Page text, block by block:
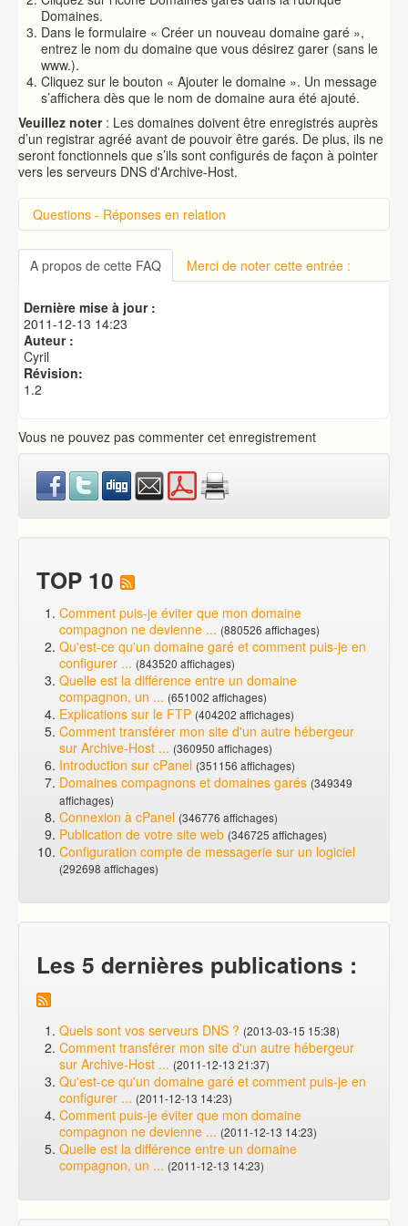
Domaines.
Dans le formulaire « Créer un nouveau domaine garé »,
entrez le nom du domaine que vous désirez garer (sans le
www.).
Cliquez sur le bouton « Ajouter le domaine ». Un message
s’affichera dès que le nom de domaine aura été ajouté.
Veuillez noter: Les domaines doivent être enregistrés auprès
d’un registrar agréé avant de pouvoir être garés. De plus, ils ne
seront fonctionnels que s’ils sont configurés de façon à pointer
vers les serveurs DNS d'Archive-Host.
Questions - Réponses en relation
Introduction sur cPanel
Connexion à cPanel
Changer le mot de passe d'accès à cPanel
Créer une base de données MySQL
A propos de cette FAQ Merci de noter cette entrée :
Dernière mise à jour :
2011-12-13 14:23
Auteur :
Cyril
Révision:
1.2
Vous ne pouvez pas commenter cet enregistrement
TOP 10
Comment puis-je éviter que mon domaine
compagnon ne devienne ... (880526 affichages)
Qu'est-ce qu'un domaine garé et comment puis-je en
configurer ... (843520 affichages)
Quelle est la différence entre un domaine
compagnon, un ... (651002 affichages)
Explications sur le FTP (404202 affichages)
Comment transférer mon site d'un autre hébergeur
sur Archive-Host ... (360950 affichages)
Introduction sur cPanel (351156 affichages)
Domaines compagnons et domaines garés (349349
affichages)
Connexion à cPanel (346776 affichages)
Publication de votre site web (346725 affichages)
Configuration compte de messagerie sur un logiciel
(292698 affichages)
Les 5 dernières publications :
Quels sont vos serveurs DNS ? (2013-03-15 15:38)
Comment transférer mon site d'un autre hébergeur
sur Archive-Host ... (2011-12-13 21:37)
Qu'est-ce qu'un domaine garé et comment puis-je en
configurer ... (2011-12-13 14:23)
Comment puis-je éviter que mon domaine
compagnon ne devienne ... (2011-12-13 14:23)
Quelle est la différence entre un domaine
compagnon, un ... (2011-12-13 14:23)